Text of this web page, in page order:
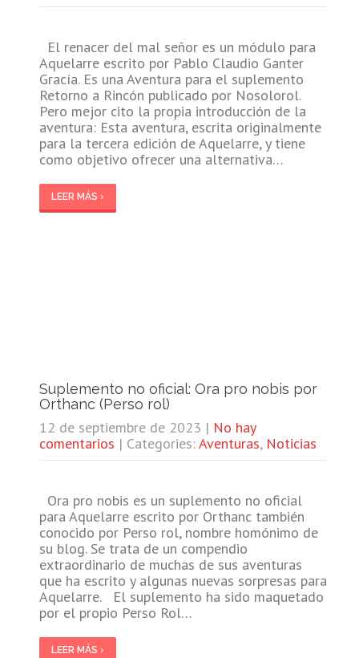
El renacer del mal señor es un módulo para
Aquelarre escrito por Pablo Claudio Ganter
Gracía. Es una Aventura para el suplemento
Retorno a Rincón publicado por Nosolorol.
Pero mejor cito la propia introducción de la
aventura: Esta aventura, escrita originalmente
para la tercera edición de Aquelarre, y tiene
como objetivo ofrecer una alternativa…
LEER MÁS ›
Suplemento no oficial: Ora pro nobis por
Orthanc (Perso rol)
12 de septiembre de 2023 | No hay
comentarios | Categories:Aventuras, Noticias
Ora pro nobis es un suplemento no oficial
para Aquelarre escrito por Orthanc también
conocido por Perso rol, nombre homónimo de
su blog. Se trata de un compendio
extraordinario de muchas de sus aventuras
que ha escrito y algunas nuevas sorpresas para
Aquelarre. El suplemento ha sido maquetado
por el propio Perso Rol…
LEER MÁS ›